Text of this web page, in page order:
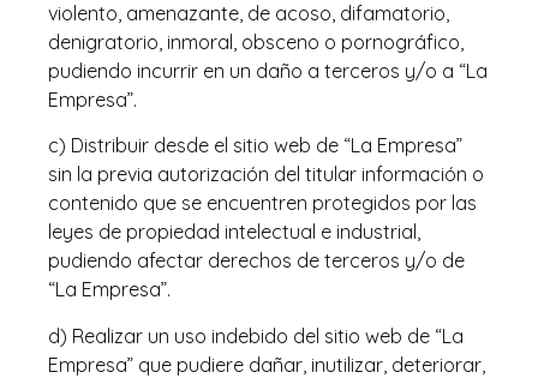
violento, amenazante, de acoso, difamatorio,
denigratorio, inmoral, obsceno o pornográfico,
pudiendo incurrir en un daño a terceros y/o a “La
Empresa”.
c) Distribuir desde el sitio web de “La Empresa”
sin la previa autorización del titular información o
contenido que se encuentren protegidos por las
leyes de propiedad intelectual e industrial,
pudiendo afectar derechos de terceros y/o de
“La Empresa”.
d) Realizar un uso indebido del sitio web de “La
Empresa” que pudiere dañar, inutilizar, deteriorar,